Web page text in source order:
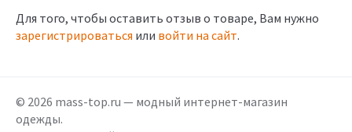
Для того, чтобы оставить отзыв о товаре, Вам нужно
зарегистрироваться или войти на сайт.
© 2026 mass-top.ru — модный интернет-магазин
одежды.